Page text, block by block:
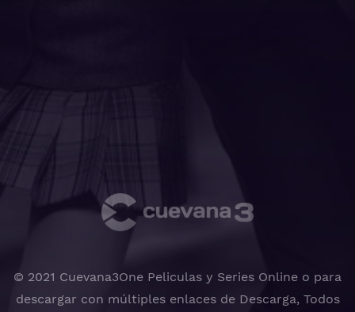
© 2021 Cuevana3One Peliculas y Series Online o para
descargar con múltiples enlaces de Descarga, Todos